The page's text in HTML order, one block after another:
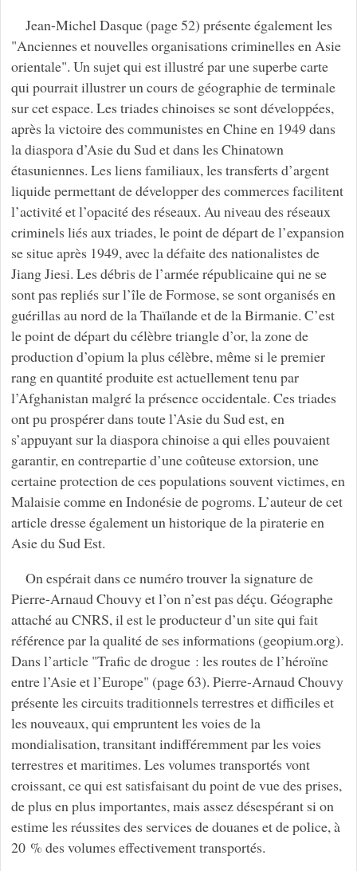
Jean-Michel Dasque (page 52) présente également les
"Anciennes et nouvelles organisations criminelles en Asie
orientale". Un sujet qui est illustré par une superbe carte
qui pourrait illustrer un cours de géographie de terminale
sur cet espace. Les triades chinoises se sont développées,
après la victoire des communistes en Chine en 1949 dans
la diaspora d’Asie du Sud et dans les Chinatown
étasuniennes. Les liens familiaux, les transferts d’argent
liquide permettant de développer des commerces facilitent
l’activité et l’opacité des réseaux. Au niveau des réseaux
criminels liés aux triades, le point de départ de l’expansion
se situe après 1949, avec la défaite des nationalistes de
Jiang Jiesi. Les débris de l’armée républicaine qui ne se
sont pas repliés sur l’île de Formose, se sont organisés en
guérillas au nord de la Thaïlande et de la Birmanie. C’est
le point de départ du célèbre triangle d’or, la zone de
production d’opium la plus célèbre, même si le premier
rang en quantité produite est actuellement tenu par
l’Afghanistan malgré la présence occidentale. Ces triades
ont pu prospérer dans toute l’Asie du Sud est, en
s’appuyant sur la diaspora chinoise a qui elles pouvaient
garantir, en contrepartie d’une coûteuse extorsion, une
certaine protection de ces populations souvent victimes, en
Malaisie comme en Indonésie de pogroms. L’auteur de cet
article dresse également un historique de la piraterie en
Asie du Sud Est.
On espérait dans ce numéro trouver la signature de
Pierre-Arnaud Chouvy et l’on n’est pas déçu. Géographe
attaché au CNRS, il est le producteur d’un site qui fait
référence par la qualité de ses informations (geopium.org).
Dans l’article "Trafic de drogue : les routes de l’héroïne
entre l’Asie et l’Europe" (page 63). Pierre-Arnaud Chouvy
présente les circuits traditionnels terrestres et difficiles et
les nouveaux, qui empruntent les voies de la
mondialisation, transitant indifféremment par les voies
terrestres et maritimes. Les volumes transportés vont
croissant, ce qui est satisfaisant du point de vue des prises,
de plus en plus importantes, mais assez désespérant si on
estime les réussites des services de douanes et de police, à
20 % des volumes effectivement transportés.